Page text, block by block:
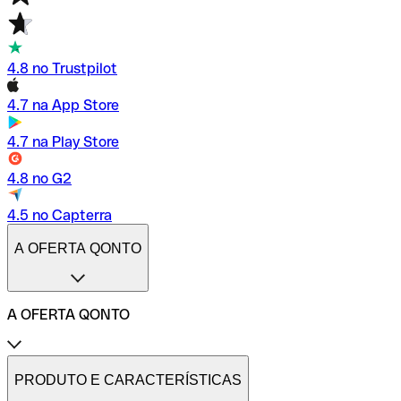
4.8 no Trustpilot
4.7 na App Store
4.7 na Play Store
4.8 no G2
4.5 no Capterra
A OFERTA QONTO
A OFERTA QONTO
Tarifas
Conta profissional online
PRODUTO E CARACTERÍSTICAS